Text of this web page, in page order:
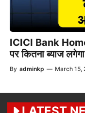
ICICI Bank
पर कितना ब्याज
By adminkp — March 15,